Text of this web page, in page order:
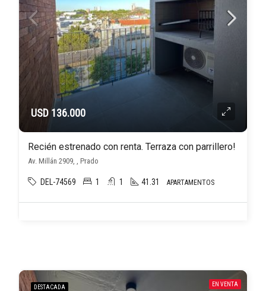
USD 136.000
Recién estrenado con renta. Terraza con parrillero!
Av. Millán 2909, , Prado
DEL-74569 1 1 41.31 APARTAMENTOS
DESTACADA EN VENTA